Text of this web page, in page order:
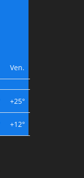
Ven.
+25°
+12°